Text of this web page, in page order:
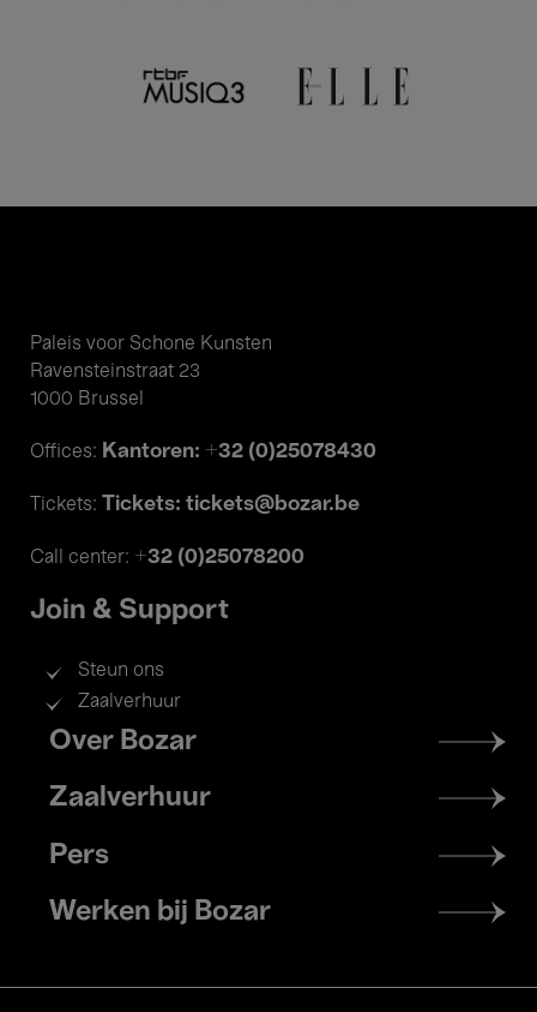
Paleis voor Schone Kunsten
Ravensteinstraat 23
1000 Brussel
Offices: Kantoren: +32 (0)25078430
Tickets: Tickets: tickets@bozar.be
Call center: +32 (0)25078200
Join & Support
Steun ons
Zaalverhuur
Footer
menu
Over Bozar
Zaalverhuur
Pers
Werken bij Bozar